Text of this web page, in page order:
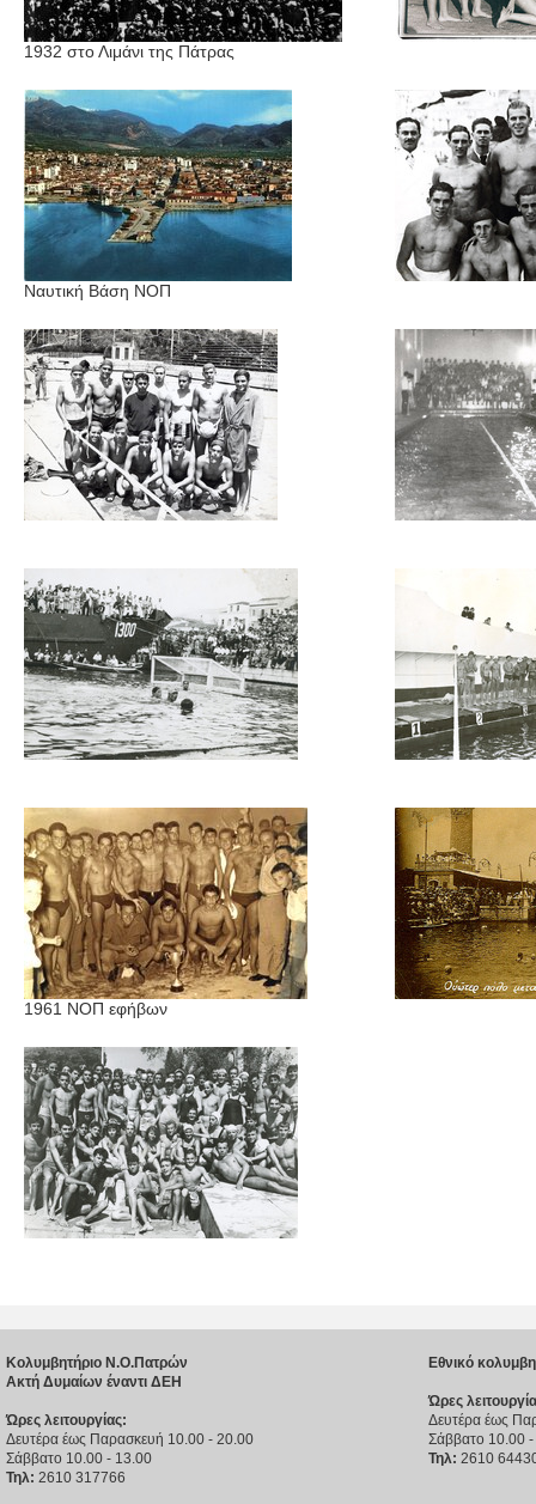
1932 στο Λιμάνι της Πάτρας
Ναυτική Βάση ΝΟΠ
1961 ΝΟΠ εφήβων
Κολυμβητήριο Ν.Ο.Πατρών
Ακτή Δυμαίων έναντι ΔΕΗ
Ώρες λειτουργίας:
Δευτέρα έως Παρασκευή 10.00 - 20.00
Σάββατο 10.00 - 13.00
Τηλ: 2610 317766
Εθνικό
Ώρες
Δευτέρα έως
Σάββατο 10.00
Τηλ: 2610